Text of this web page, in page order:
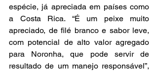
espécie, já apreciada em países como
a Costa Rica. “É um peixe muito
apreciado, de filé branco e sabor leve,
com potencial de alto valor agregado
para Noronha, que pode servir de
resultado de um manejo responsável”,